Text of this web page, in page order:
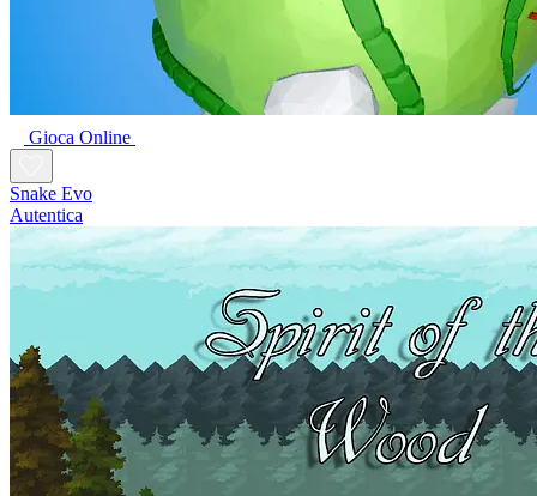
Gioca Online
Snake Evo
Autentica